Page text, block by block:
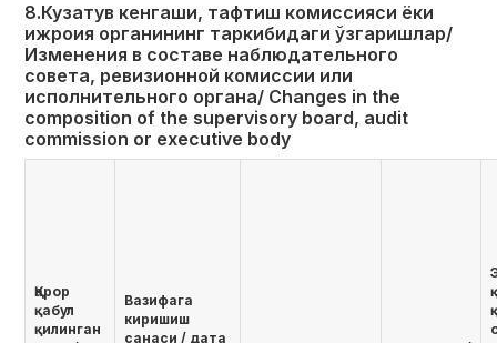
8.Кузатув кенгаши, тафтиш комиссияси ёки
ижроия органининг таркибидаги ўзгаришлар/
Изменения в составе наблюдательного
совета, ревизионной комиссии или
исполнительного органа/ Changes in the
composition of the supervisory board, audit
commission or executive body
Қарор
қабул
қилинган
Вазифага
киришиш
санаси / дата